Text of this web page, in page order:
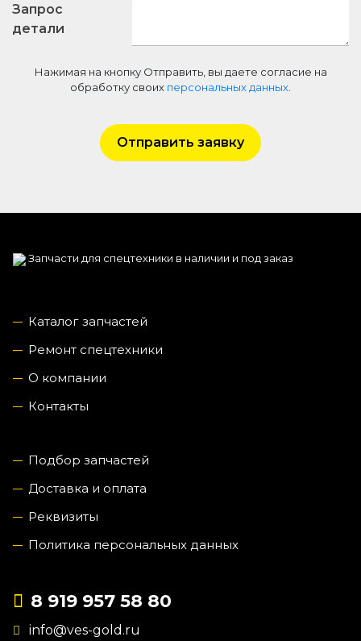
Запрос
детали
Нажимая на кнопку Отправить, вы даете согласие на
обработку своих персональных данных
Отправить заявку
Запчасти для спецтехники в наличии и под заказ
Каталог запчастей
Ремонт спецтехники
О компании
Контакты
Подбор запчастей
Доставка и оплата
Реквизиты
Политика персональных данных
8 919 957 58 80
info@ves-gold.ru